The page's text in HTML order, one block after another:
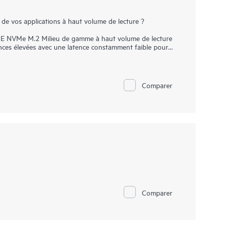
vos applications à haut volume de lecture ?
NVMe M.2 Milieu de gamme à haut volume de lecture
élevées avec une latence constamment faible pour
exigeantes d'aujourd'hui. En raison de la
moins d'énergie, ce qui permet auxComparer
Comparer